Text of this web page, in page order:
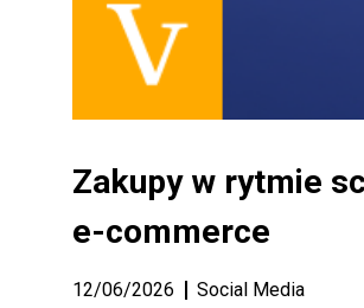
Zakupy w rytmie
e-commerce
12/06/2026 Social Media